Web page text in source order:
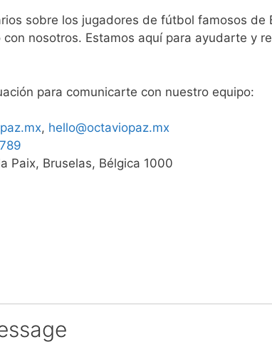
sobre los jugadores de fútbol famosos de
nosotros. Estamos aquí para ayudarte y
para comunicarte con nuestro equipo:
, hello@octaviopaz.mx
Paix, Bruselas, Bélgica 1000